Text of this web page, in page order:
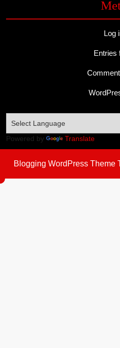
Log
Entries
Powered by Translate
Blogging WordPress Theme